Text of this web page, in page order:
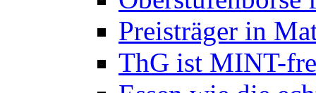
Preisträger in
ThG ist MINT-